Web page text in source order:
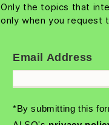
Only the topics that
only when you request
Email Address
*By submitting this